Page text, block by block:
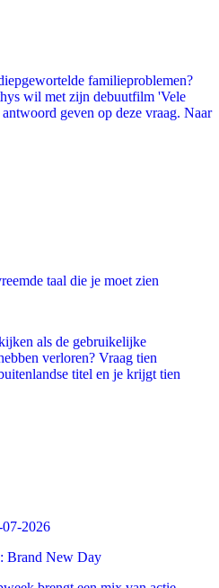
familieproblemen?
wil met zijn debuutfilm 'Vele
geven op deze vraag. Naar
taal die je moet zien
als de gebruikelijke
verloren? Vraag tien
titel en je krijgt tien
2026
Brand New Day